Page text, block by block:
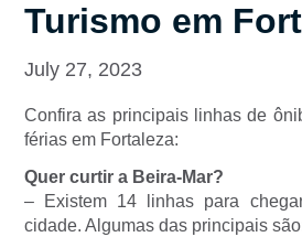
Turismo em
July 27, 2023
Confira as principais linhas de
férias em Fortaleza:
Quer curtir a Beira-Mar?
– Existem 14 linhas para
cidade. Algumas das principais